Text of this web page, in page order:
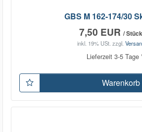
GBS M 162-174/30
7,50 EUR / Stück
inkl. 19% USt. zzgl.
Lieferzeit 3-5 Tage
Warenkorb